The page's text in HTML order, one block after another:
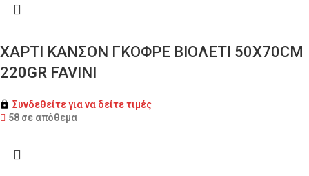
ΧΑΡΤΙ ΚΑΝΣΟΝ ΓΚΟΦΡΕ ΒΙΟΛΕΤΙ 50X70CM
220GR FAVINI
Συνδεθείτε για να δείτε τιμές
58 σε απόθεμα